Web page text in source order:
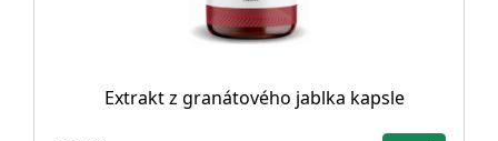
Extrakt z granátového jablka kapsle